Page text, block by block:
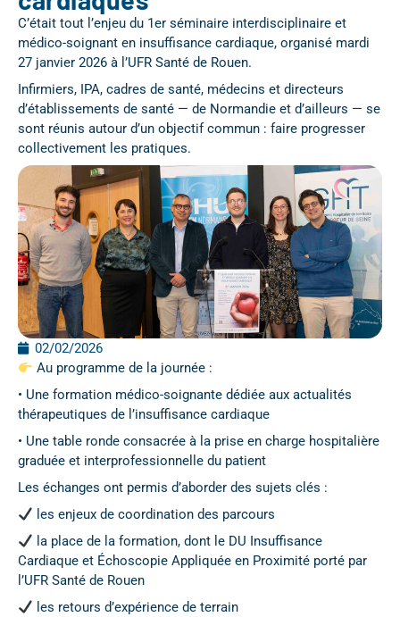
C’était tout l’enjeu du 1er séminaire interdisciplinaire et
médico-soignant en insuffisance cardiaque, organisé mardi
27 janvier 2026 à l’UFR Santé de Rouen.
Infirmiers, IPA, cadres de santé, médecins et directeurs
d’établissements de santé — de Normandie et d’ailleurs — se
sont réunis autour d’un objectif commun : faire progresser
collectivement les pratiques.
02/02/2026
Au programme de la journée :
• Une formation médico-soignante dédiée aux actualités
thérapeutiques de l’insuffisance cardiaque
• Une table ronde consacrée à la prise en charge hospitalière
graduée et interprofessionnelle du patient
Les échanges ont permis d’aborder des sujets clés :
les enjeux de coordination des parcours
la place de la formation, dont le DU Insuffisance
Cardiaque et Échoscopie Appliquée en Proximité porté par
l’UFR Santé de Rouen
les retours d’expérience de terrain